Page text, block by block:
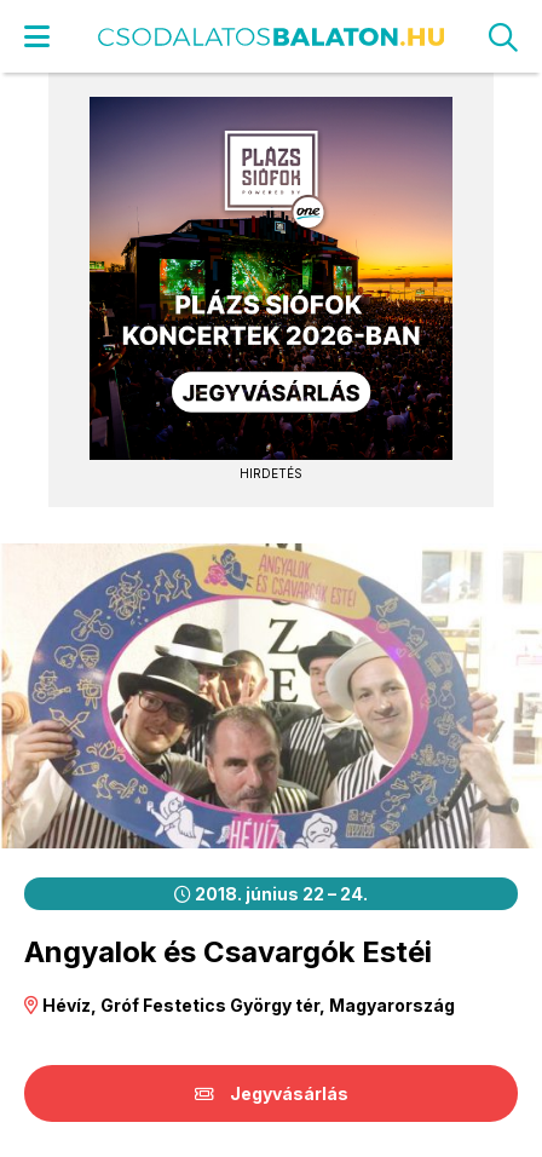
HIRDETÉS
2018. június 22 – 24.
Angyalok és Csavargók Estéi
Hévíz, Gróf Festetics György tér, Magyarország
Jegyvásárlás